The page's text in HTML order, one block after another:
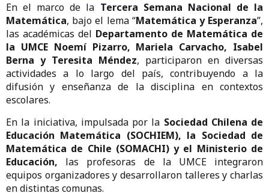
En el marco de la Tercera Semana Nacional de la
Matemática, bajo el lema “Matemática y Esperanza”,
las académicas del Departamento de Matemática de
la UMCE Noemí Pizarro, Mariela Carvacho, Isabel
Berna y Teresita Méndez, participaron en diversas
actividades a lo largo del país, contribuyendo a la
difusión y enseñanza de la disciplina en contextos
escolares.
En la iniciativa, impulsada por la Sociedad Chilena de
Educación Matemática (SOCHIEM), la Sociedad de
Matemática de Chile (SOMACHI) y el Ministerio de
Educación, las profesoras de la UMCE integraron
equipos organizadores y desarrollaron talleres y charlas
en distintas comunas.